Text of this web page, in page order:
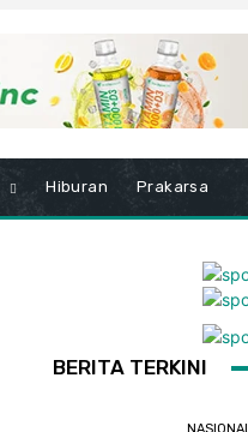
Hiburan Prakarsa
BERITA TERKINI
NASIONAL